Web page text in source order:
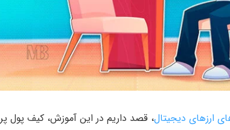
ارزهای دیجیتال، قصد داریم در این آموزش، کیف پول پر